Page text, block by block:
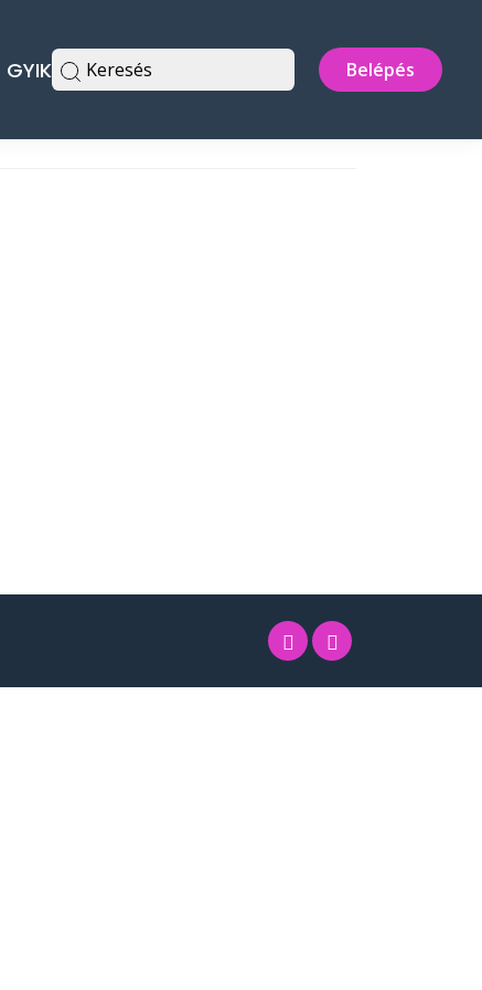
GYIK Keresés Belépés